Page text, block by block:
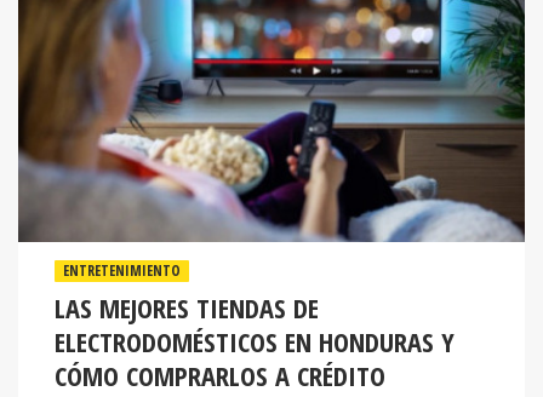
LAS MEJORES TIENDAS DE
ELECTRODOMÉSTICOS EN HONDURAS Y
CÓMO COMPRARLOS A CRÉDITO
Dentro del mercado hondureño, Elektra se ha